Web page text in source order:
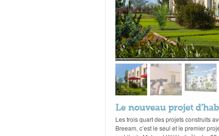
Le nouveau projet
Les trois quart des projets construits
Breeam, c’est le seul et le premier